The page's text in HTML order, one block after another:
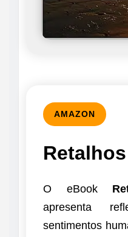
AMAZON
O eBook
apresenta
sentimentos